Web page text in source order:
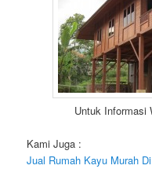
Untuk Informasi
Kami Juga :
Jual Rumah Kayu Murah